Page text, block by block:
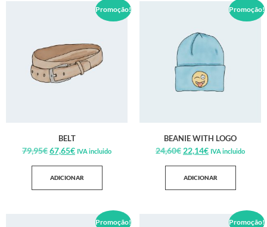
Promoção!
BELT
79,95€67,65€ IVA incluido
ADICIONAR
Promoção!
BEANIE WITH LOGO
24,60€ 22,14€ IVA incluido
ADICIONAR
Promoção! Promoção!